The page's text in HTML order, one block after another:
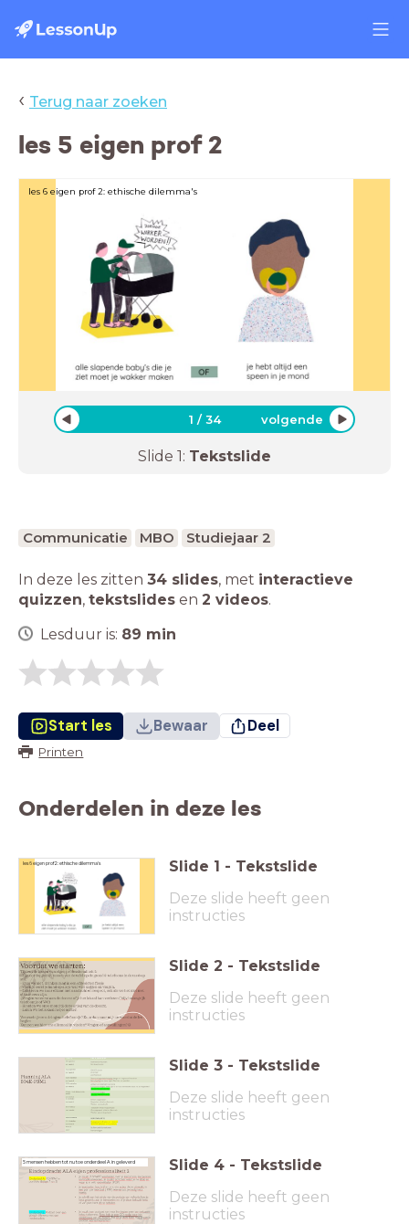
‹ Terug naar zoeken
les 5 eigen prof 2
les 6 eigen prof 2: ethische dilemma's
1 /34 volgende
Slide 1: Tekstslide
Communicatie MBO Studiejaar 2
In deze les zitten 34 slides, met interactieve
quizzen, tekstslides en 2 videos.
Lesduur is: 89 min
Start les Bewaar Deel
Printen
Onderdelen in deze les
les 6 eigen prof 2: ethische dilemma's Slide 1 - Tekstslide
Deze slide heeft geen
instructies
Slide 2 - Tekstslide
Deze slide heeft geen
instructies
Slide 3 - Tekstslide
Deze slide heeft geen
instructies
5 mensen hebben tot nu toe onderdeel A in geleverd Slide 4 - Tekstslide
Deze slide heeft geen
instructies